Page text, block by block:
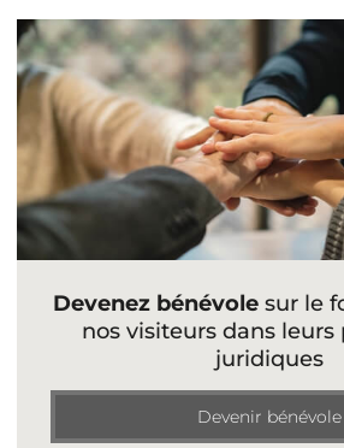
Devenez bénévolesur le
nos visiteurs dans leurs
juridiques
Devenir bénévole